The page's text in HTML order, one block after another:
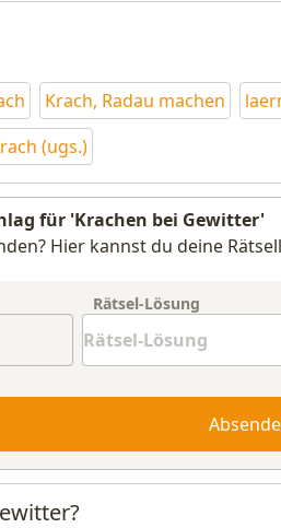
Krach, Radau machen
(ugs.)
für 'Krachen bei Gewitter'
Hier kannst du deine
Rätsel-Lösung